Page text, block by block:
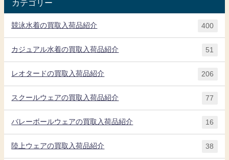
カテゴリー
競泳水着の買取入荷品紹介 400
カジュアル水着の買取入荷品紹介 51
レオタードの買取入荷品紹介 206
スクールウェアの買取入荷品紹介 77
バレーボールウェアの買取入荷品紹介 16
陸上ウェアの買取入荷品紹介 38